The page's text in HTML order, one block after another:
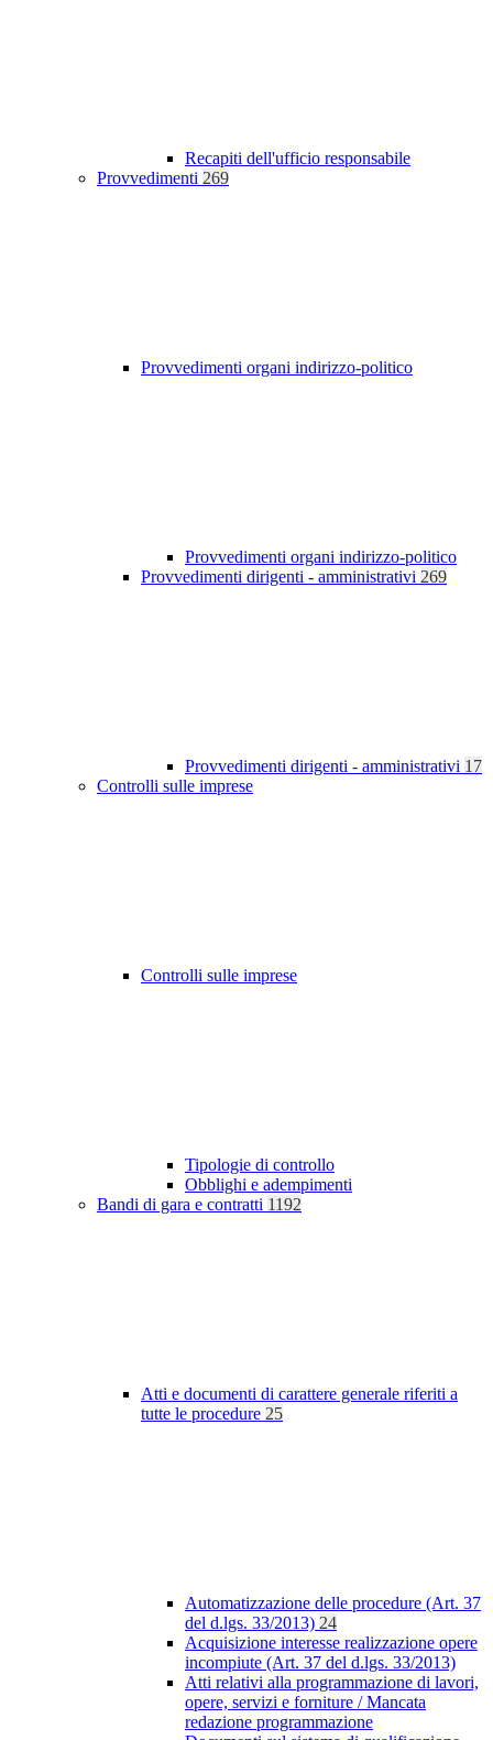
Recapiti dell'ufficio responsabile
Provvedimenti 269
Provvedimenti organi indirizzo-politico
Provvedimenti organi indirizzo-politico
Provvedimenti dirigenti - amministrativi 269
Provvedimenti dirigenti - amministrativi 17
Controlli sulle imprese
Controlli sulle imprese
Tipologie di controllo
Obblighi e adempimenti
Bandi di gara e contratti 1192
Atti e documenti di carattere generale riferiti a
tutte le procedure 25
Automatizzazione delle procedure (Art. 37
del d.lgs. 33/2013) 24
Acquisizione interesse realizzazione opere
incompiute (Art. 37 del d.lgs. 33/2013)
Atti relativi alla programmazione di lavori,
opere, servizi e forniture / Mancata
redazione programmazione